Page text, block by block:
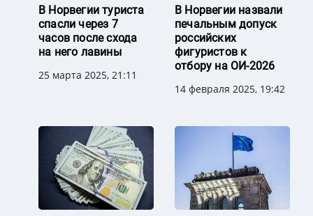
В Норвегии туриста
спасли через 7
часов после схода
на него лавины
25 марта 2025, 21:11
В Норвегии назвали
печальным допуск
российских
фигуристов к
отбору на ОИ-2026
14 февраля 2025, 19:42